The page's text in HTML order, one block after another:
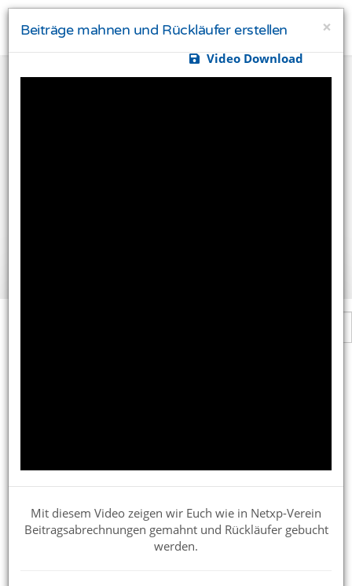
Verbandsmeldungen
Tipps & Praxisbeispiele
×
Beiträge mahnen und Rückläufer erstellen
Video Download
Mit diesem Video zeigen wir Euch wie in Netxp-Verein
Beitragsabrechnungen gemahnt und Rückläufer gebucht
werden.